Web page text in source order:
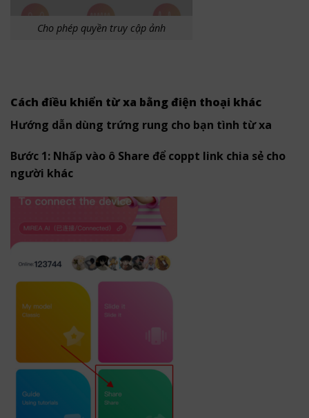
Cho phép quyền truy cập ảnh
Cách điều khiển từ xa bằng điện thoại khác
Hướng dẫn dùng trứng rung cho bạn tình từ xa
Bước 1: Nhấp vào ô Share để coppt link chia sẻ cho
người khác